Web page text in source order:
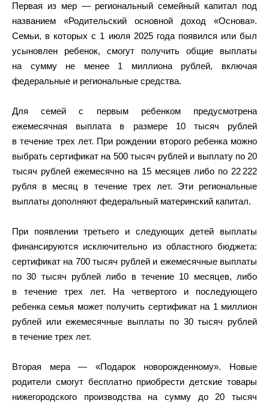
Первая из мер — региональный семейный капитал под
названием «Родительский основной доход «Основа».
Семьи, в которых с 1 июля 2025 года появился или был
усыновлен ребенок, смогут получить общие выплаты
на сумму не менее 1 миллиона рублей, включая
федеральные и региональные средства.
Для семей с первым ребенком предусмотрена
ежемесячная выплата в размере 10 тысяч рублей
в течение трех лет. При рождении второго ребенка можно
выбрать сертификат на 500 тысяч рублей и выплату по 20
тысяч рублей ежемесячно на 15 месяцев либо по 22 222
рубля в месяц в течение трех лет. Эти региональные
выплаты дополняют федеральный материнский капитал.
При появлении третьего и следующих детей выплаты
финансируются исключительно из областного бюджета:
сертификат на 700 тысяч рублей и ежемесячные выплаты
по 30 тысяч рублей либо в течение 10 месяцев, либо
в течение трех лет. На четвертого и последующего
ребенка семья может получить сертификат на 1 миллион
рублей или ежемесячные выплаты по 30 тысяч рублей
в течение трех лет.
Вторая мера — «Подарок новорожденному». Новые
родители смогут бесплатно приобрести детские товары
нижегородского производства на сумму до 20 тысяч